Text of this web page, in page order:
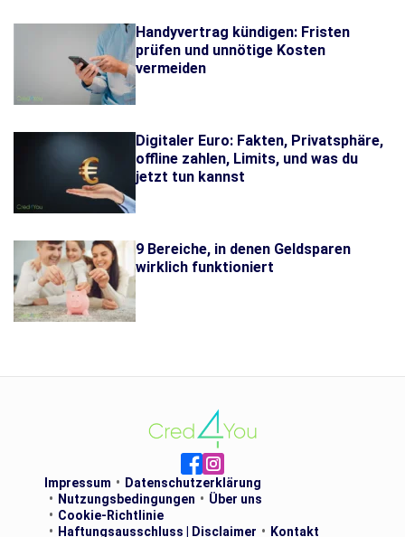
Handyvertrag kündigen: Fristen
prüfen und unnötige Kosten
vermeiden
Digitaler Euro: Fakten, Privatsphäre,
offline zahlen, Limits, und was du
jetzt tun kannst
9 Bereiche, in denen Geldsparen
wirklich funktioniert
Impressum
Datenschutzerklärung
Nutzungsbedingungen
Über uns
Cookie-Richtlinie
Haftungsausschluss | Disclaimer
Kontakt